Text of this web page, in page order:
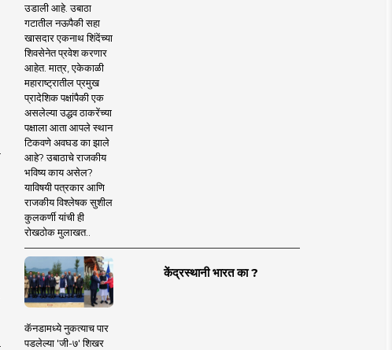
उडाली आहे. उबाठा
गटातील नऊपैकी सहा
खासदार एकनाथ शिंदेंच्या
शिवसेनेत प्रवेश करणार
आहेत. मात्र, एकेकाळी
महाराष्ट्रातील प्रमुख
प्रादेशिक पक्षांपैकी एक
असलेल्या उद्धव ठाकरेंच्या
पक्षाला आता आपले स्थान
टिकवणे अवघड का झाले
आहे? उबाठाचे राजकीय
भविष्य काय असेल?
याविषयी पत्रकार आणि
राजकीय विश्लेषक सुशील
कुलकर्णी यांची ही
रोखठोक मुलाखत..
केंद्रस्थानी भारत का ?
कॅनडामध्ये नुकत्याच पार
पडलेल्या 'जी-७' शिखर